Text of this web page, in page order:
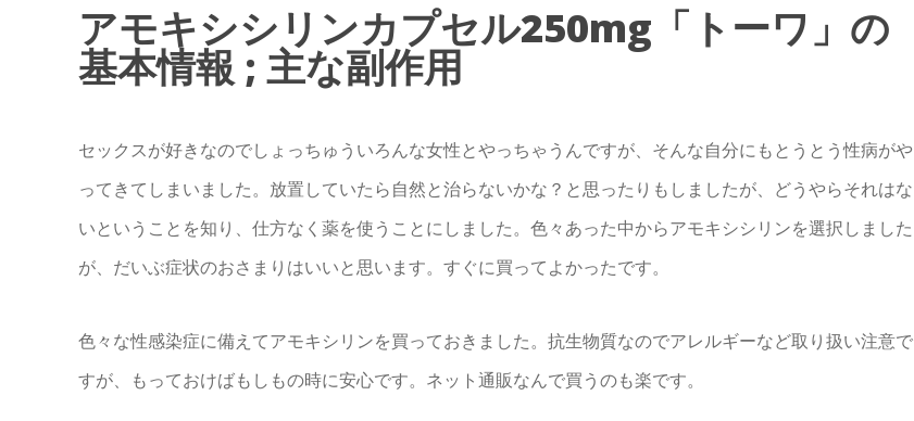
アモキシシリンカプセル250mg「トーワ」の
基本情報 ; 主な副作用
セックスが好きなのでしょっちゅういろんな女性とやっちゃうんですが、そんな自分にもとうとう性病がや
ってきてしまいました。放置していたら自然と治らないかな？と思ったりもしましたが、どうやらそれはな
いということを知り、仕方なく薬を使うことにしました。色々あった中からアモキシシリンを選択しました
が、だいぶ症状のおさまりはいいと思います。すぐに買ってよかったです。
色々な性感染症に備えてアモキシリンを買っておきました。抗生物質なのでアレルギーなど取り扱い注意で
すが、もっておけばもしもの時に安心です。ネット通販なんで買うのも楽です。